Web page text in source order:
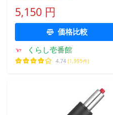
5,150 円
価格比較
くらし壱番館
4.74 (1,995件)